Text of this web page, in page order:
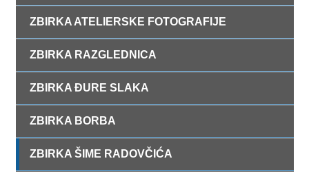
ZBIRKA ATELIERSKE FOTOGRAFIJE
ZBIRKA RAZGLEDNICA
ZBIRKA ĐURE SLAKA
ZBIRKA BORBA
ZBIRKA ŠIME RADOVČIĆA